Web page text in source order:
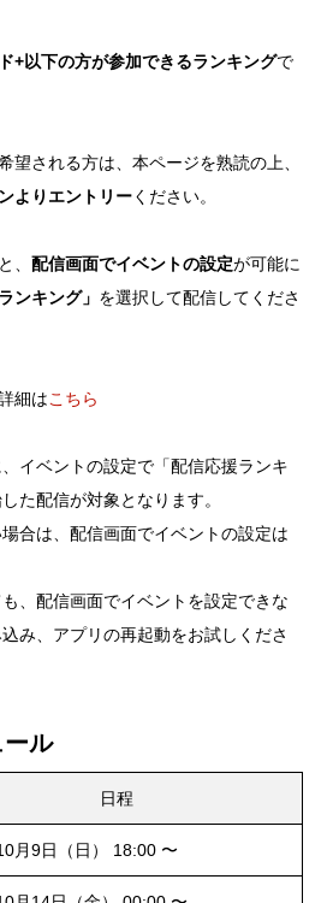
+以下の方が参加できるランキングで
される方は、本ページを熟読の上、
よりエントリーください。
、 配信画面でイベントの設定が可能に
ンキング」 を選択して配信してくださ
細はこちら
イベントの設定で「配信応援ランキ
た配信が対象となります。
合は、配信画面でイベントの設定は
、配信画面でイベントを設定できな
み、アプリの再起動をお試しくださ
ル
日程
月9日（日） 18:00 〜